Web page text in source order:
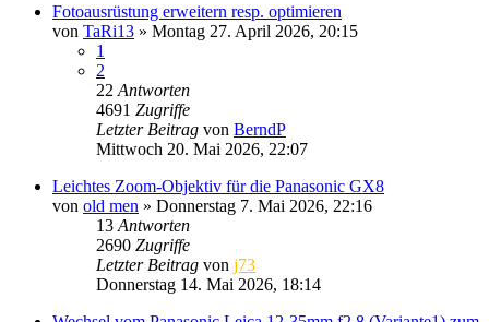
Fotoausrüstung erweitern resp. optimieren
von TaRi13 » Montag 27. April 2026, 20:15
1
2
22 Antworten
4691 Zugriffe
Letzter Beitrag von BerndP
Mittwoch 20. Mai 2026, 22:07
Leichtes Zoom-Objektiv für die Panasonic GX8
von old men » Donnerstag 7. Mai 2026, 22:16
13 Antworten
2690 Zugriffe
Letzter Beitrag von j73
Donnerstag 14. Mai 2026, 18:14